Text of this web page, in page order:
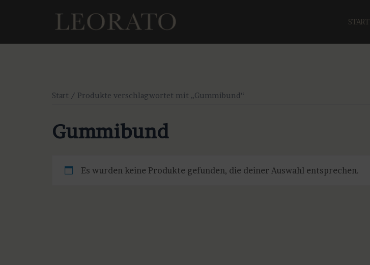
START
Start / Produkte verschlagwortet mit „Gummibund“
Gummibund
Es wurden keine Produkte gefunden, die deiner Auswahl entsprechen.